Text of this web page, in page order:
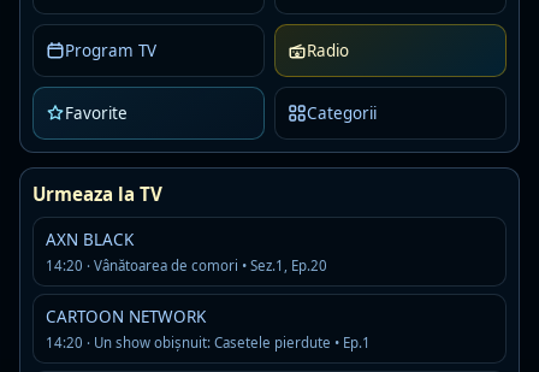
Program TV Radio
Favorite Categorii
Urmeaza la TV
AXN BLACK
14:20 · Vânătoarea de comori • Sez.1, Ep.20
CARTOON NETWORK
14:20 · Un show obișnuit: Casetele pierdute • Ep.1
One FM Dance
AAC · 88 kbps
Asculta
Digi24FM
MP3
Asculta Detalii
Rock Fm Hard Rock
AAC · 80 kbps